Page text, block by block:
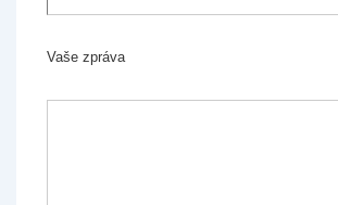
Vaše zpráva